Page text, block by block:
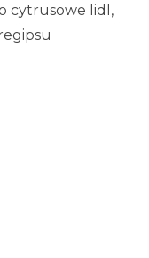
cytrusowe lidl,